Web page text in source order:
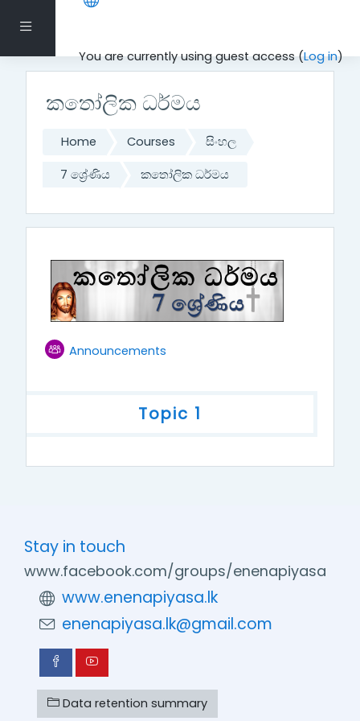
Side panel
You are currently using guest access (Log in)
Skip to main content
කතෝලික ධර්මය
Home Courses සිංහල
7 ශ්‍රේණිය කතෝලික ධර්මය
Topic outline
General
AnnouncementsForum
Topic 1
Stay in touch
www.facebook.com/groups/enenapiyasa
www.enenapiyasa.lk
enenapiyasa.lk@gmail.com
Data retention summary